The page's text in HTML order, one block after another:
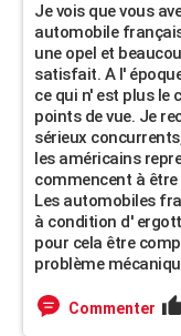
Je vois que vous
automobile
une opel et
satisfait. A l'
ce qui n' est plus le
points de vue. Je
sérieux
les américains
commencent à
Les automobiles
à condition d'
pour cela être
problème
Commenter